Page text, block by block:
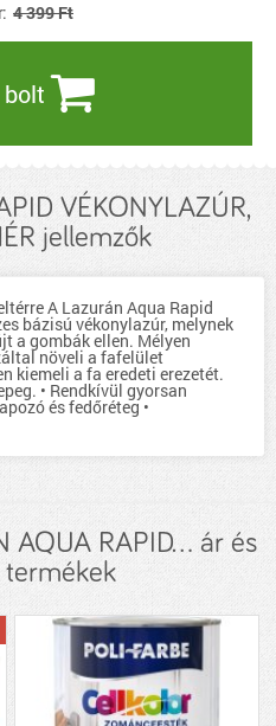
4 399 Ft
bolt
VÉKONYLAZÚR,
jellemzők
A Lazurán Aqua Rapid
bázisú vékonylazúr, melynek
a gombák ellen. Mélyen
növeli a fafelület
kiemeli a fa eredeti erezetét.
• Rendkívül gyorsan
és fedőréteg •
AQUA RAPID... ár és
termékek